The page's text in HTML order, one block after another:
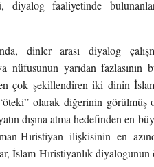
diyalog faaliyetinde
dinler arası diyalog
nüfusunun yarıdan
en çok şekillendiren iki dinin
olarak diğerinin görülmüş
dışına atma hedefinden en
Hıristiyan ilişkisinin en
İslam-Hıristiyanlık